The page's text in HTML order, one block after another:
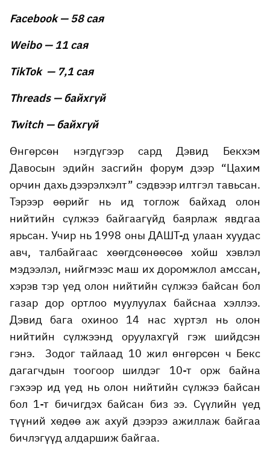
Facebook — 58 сая
Weibo — 11 сая
TikTok — 7,1 сая
Threads — байхгүй
Twitch — байхгүй
Өнгөрсөн нэгдүгээр сард Дэвид Бекхэм
Давосын эдийн засгийн форум дээр “Цахим
орчин дахь дээрэлхэлт” сэдвээр илтгэл тавьсан.
Тэрээр өөрийг нь ид тоглож байхад олон
нийтийн сүлжээ байгаагүйд баярлаж явдгаа
ярьсан. Учир нь 1998 оны ДАШТ-д улаан хуудас
авч, талбайгаас хөөгдсөнөөсөө хойш хэвлэл
мэдээлэл, нийгмээс маш их доромжлол амссан,
хэрэв тэр үед олон нийтийн сүлжээ байсан бол
газар дор ортлоо муулуулах байснаа хэллээ.
Дэвид бага охиноо 14 нас хүртэл нь олон
нийтийн сүлжээнд оруулахгүй гэж шийдсэн
гэнэ. Зодог тайлаад 10 жил өнгөрсөн ч Бекс
дагагчдын тоогоор шилдэг 10-т орж байна
гэхээр ид үед нь олон нийтийн сүлжээ байсан
бол 1-т бичигдэх байсан биз ээ. Сүүлийн үед
түүний хөдөө аж ахуй дээрээ ажиллаж байгаа
бичлэгүүд алдаршиж байгаа.